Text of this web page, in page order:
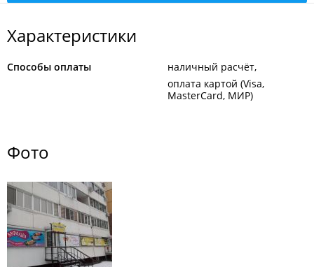
Характеристики
Способы оплаты
наличный расчёт
оплата картой (Visa,
MasterCard, МИР)
Фото